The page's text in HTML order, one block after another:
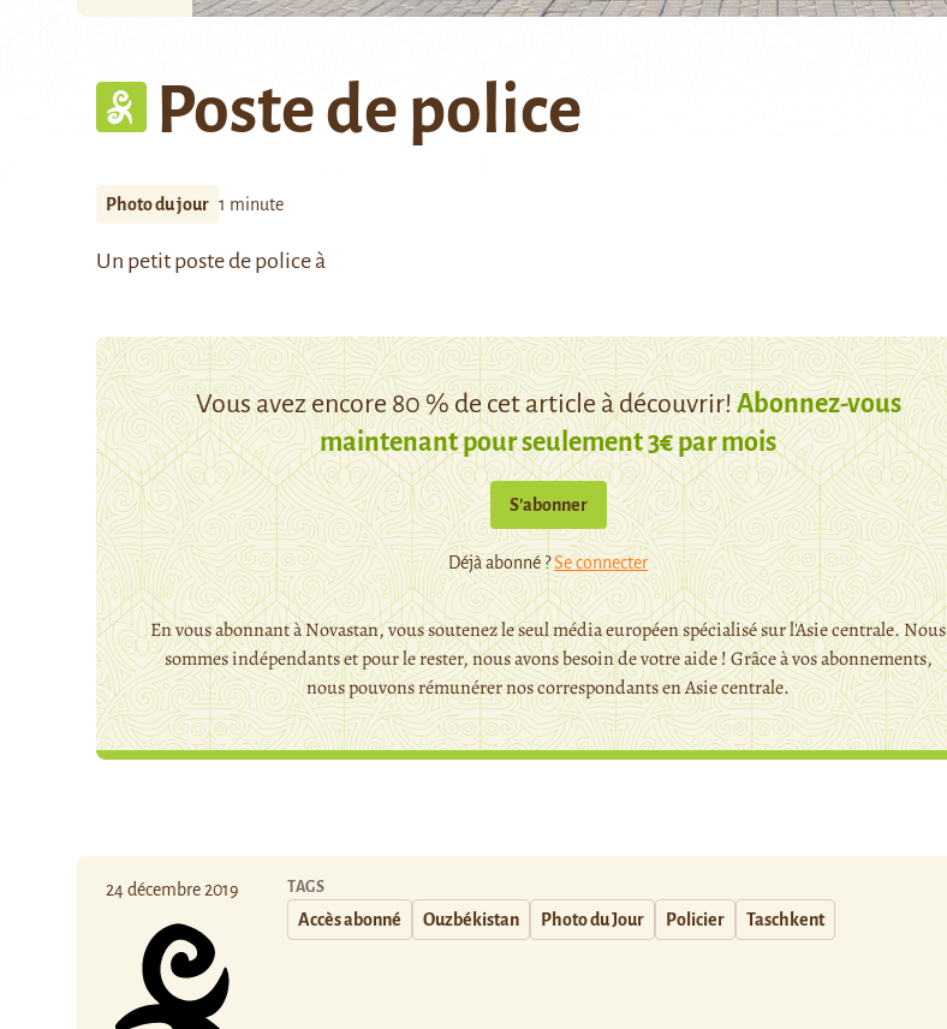
Poste de police
Photo du jour 1 minute
Un petit poste de police à
Vous avez encore 80 % de cet article à découvrir!Abonnez-vous
maintenant pour seulement 3€ par mois
S’abonner
Déjà abonné ?Se connecter
En vous abonnant à Novastan, vous soutenez le seul média européen spécialisé sur l'Asie centrale. Nous
sommes indépendants et pour le rester, nous avons besoin de votre aide ! Grâce à vos abonnements,
nous pouvons rémunérer nos correspondants en Asie centrale.
24 décembre 2019 TAGS
Accès abonné Ouzbékistan Photo du Jour Policier Taschkent